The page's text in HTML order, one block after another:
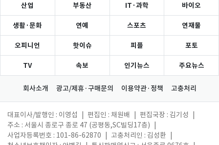
산업 부동산 IT·과학 바이오
생활·문화 연예 스포츠 연재물
오피니언 핫이슈 피플 포토
TV 속보 인기뉴스 주요뉴스
회사소개 광고/제휴·구매문의 이용약관·정책 고충처리
대표이사/발행인 : 이영섭 편집인 : 채원배 편집국장 : 김기성
주소 : 서울시 종로구 종로 47 (공평동,SC빌딩17층)
사업자등록번호 : 101-86-62870
고충처리인 : 김성환